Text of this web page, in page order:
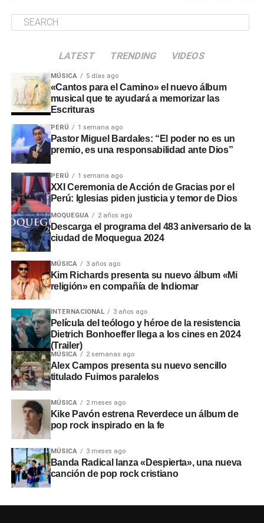
LATEST TRENDING VIDEOS
MÚSICA 5 días ago
«Cantos para el Camino» el nuevo álbum
musical que te ayudará a memorizar las
Escrituras
PERÚ 1 semana ago
Pastor Miguel Bardales: “El poder no es un
premio, es una responsabilidad ante Dios”
PERÚ 1 semana ago
XXI Ceremonia de Acción de Gracias por el
Perú: Iglesias piden justicia y temor de Dios
MOQUEGUA 2 años ago
Descarga el programa del 483 aniversario de la
ciudad de Moquegua 2024
MÚSICA 3 años ago
Kim Richards presenta su nuevo álbum «Mi
religión» en compañía de Indiomar
INTERNACIONAL 3 años ago
Película del teólogo y héroe de la resistencia
Dietrich Bonhoeffer llega a los cines en 2024
(Trailer)
MÚSICA 2 semanas ago
Alex Campos presenta su nuevo sencillo
titulado Fuimos paralelos
MÚSICA 2 meses ago
Kike Pavón estrena Reverdece un álbum de
pop rock inspirado en la fe
MÚSICA 3 meses ago
Banda Radical lanza «Despierta», una nueva
canción de pop rock cristiano